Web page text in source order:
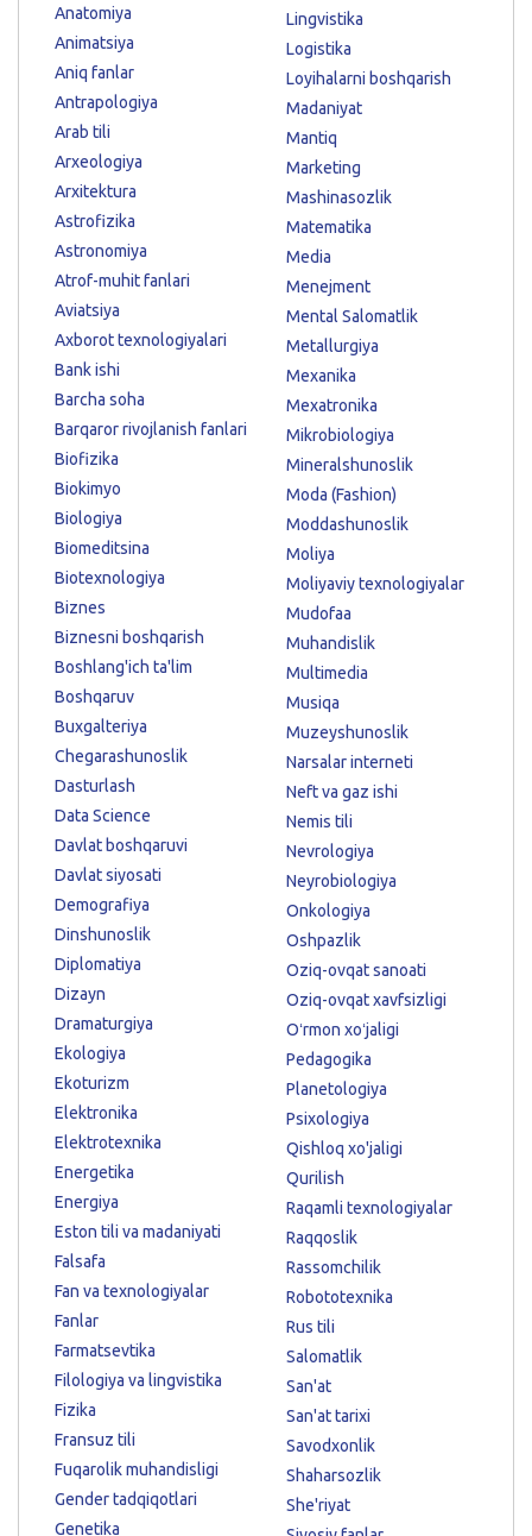
Anatomiya
Animatsiya
Aniq fanlar
Antrapologiya
Arab tili
Arxeologiya
Arxitektura
Astrofizika
Astronomiya
Atrof-muhit fanlari
Aviatsiya
Axborot texnologiyalari
Bank ishi
Barcha soha
Barqaror rivojlanish fanlari
Biofizika
Biokimyo
Biologiya
Biomeditsina
Biotexnologiya
Biznes
Biznesni boshqarish
Boshlang'ich ta'lim
Boshqaruv
Buxgalteriya
Chegarashunoslik
Dasturlash
Data Science
Davlat boshqaruvi
Davlat siyosati
Demografiya
Dinshunoslik
Diplomatiya
Dizayn
Dramaturgiya
Ekologiya
Ekoturizm
Elektronika
Elektrotexnika
Energetika
Energiya
Eston tili va madaniyati
Falsafa
Fan va texnologiyalar
Fanlar
Farmatsevtika
Filologiya va lingvistika
Fizika
Fransuz tili
Fuqarolik muhandisligi
Gender tadqiqotlari
Genetika
Lingvistika
Logistika
Loyihalarni boshqarish
Madaniyat
Mantiq
Marketing
Mashinasozlik
Matematika
Media
Menejment
Mental Salomatlik
Metallurgiya
Mexanika
Mexatronika
Mikrobiologiya
Mineralshunoslik
Moda (Fashion)
Moddashunoslik
Moliya
Moliyaviy texnologiyalar
Mudofaa
Muhandislik
Multimedia
Musiqa
Muzeyshunoslik
Narsalar interneti
Neft va gaz ishi
Nemis tili
Nevrologiya
Neyrobiologiya
Onkologiya
Oshpazlik
Oziq-ovqat sanoati
Oziq-ovqat xavfsizligi
Oʻrmon xoʻjaligi
Pedagogika
Planetologiya
Psixologiya
Qishloq xo'jaligi
Qurilish
Raqamli texnologiyalar
Raqqoslik
Rassomchilik
Robototexnika
Rus tili
Salomatlik
San'at
San'at tarixi
Savodxonlik
Shaharsozlik
She'riyat